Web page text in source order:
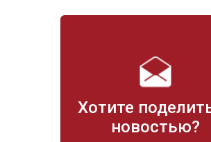
Хотите
новостью?